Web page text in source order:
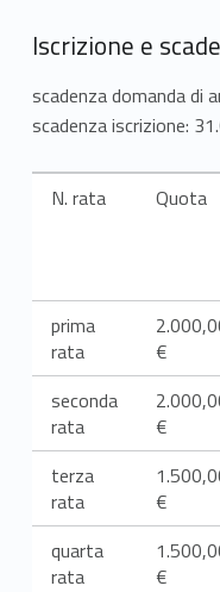
I
s
c
z
o
n
e
Iscrizione e
scadenza domanda di
scadenza iscrizione:
N. rata Quota
prima
rata
€
seconda
rata
€
terza
rata
€
quarta
rata
€